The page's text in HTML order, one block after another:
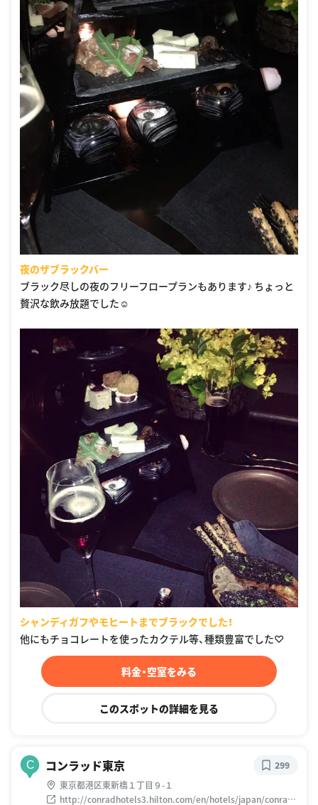
夜のザブラックバー
ブラック尽しの夜のフリーフロープランもあります♪ ちょっと
贅沢な飲み放題でした☺️
シャンディガフやモヒートまでブラックでした！
他にもチョコレートを使ったカクテル等、種類豊富でした♡
料金・空室をみる
このスポットの詳細を見る
C コンラッド東京
東京都港区東新橋１丁目９-１
http://conradhotels3.hilton.com/en/hotels/japan/conrad-
299